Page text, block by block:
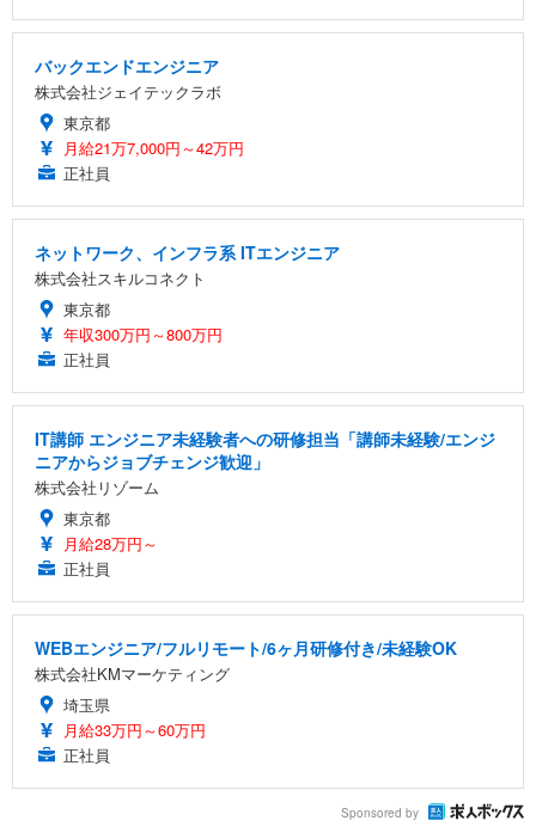
バックエンドエンジニア
株式会社ジェイテックラボ
東京都
月給21万7,000円～42万円
正社員
ネットワーク、インフラ系 ITエンジニア
株式会社スキルコネクト
東京都
年収300万円～800万円
正社員
IT講師 エンジニア未経験者への研修担当「講師未経験/エンジ
ニアからジョブチェンジ歓迎」
株式会社リゾーム
東京都
月給28万円～
正社員
WEBエンジニア/フルリモート/6ヶ月研修付き/未経験OK
株式会社KMマーケティング
埼玉県
月給33万円～60万円
正社員
Sponsored by